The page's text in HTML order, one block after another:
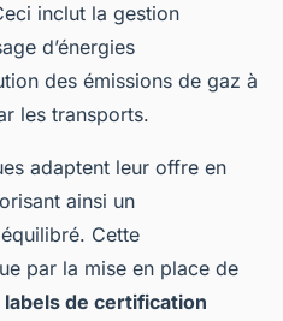
inclut la gestion
d’énergies
des émissions de gaz à
les transports.
adaptent leur offre en
ainsi un
équilibré. Cette
par la mise en place de
labels de certification